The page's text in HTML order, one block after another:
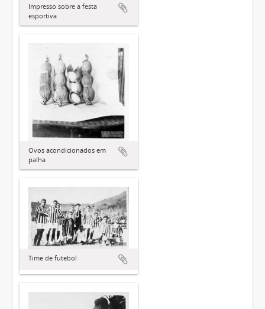
Impresso sobre a festa
esportiva
Ovos acondicionados em
palha
Time de futebol